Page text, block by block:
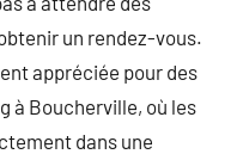
un rendez-vous.
appréciée pour des
à Boucherville, où les
dans une